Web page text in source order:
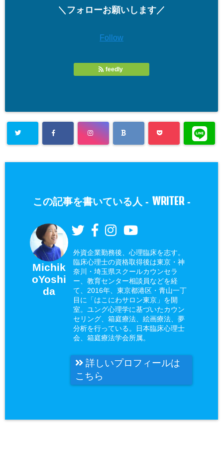
＼フォローお願いします／
Follow
feedly
この記事を書いている人 - WRITER-
Michik
oYoshi
da
外資企業勤務後、心理臨床を志す。
臨床心理士の資格取得後は東京・神
奈川・埼玉県スクールカウンセラ
ー、教育センター相談員などを経
て、2016年、東京都港区・青山一丁
目に「はこにわサロン東京」を開
室。ユング心理学に基づいたカウン
セリング、箱庭療法、絵画療法、夢
分析を行っている。日本臨床心理士
会、箱庭療法学会所属。
詳しいプロフィールは
こちら